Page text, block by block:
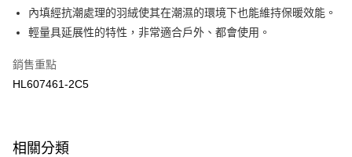
每筆NT$100，滿NT$1,500(含以上)免運費
宅配-本島
每筆NT$100，滿NT$1,500(含以上)免運費
內填經抗潮處理的羽絨使其在潮濕的環境下也能維持保暖效能。
輕量具延展性的特性，非常適合戶外、都會使用。
銷售重點
HL607461-2C5
相關分類